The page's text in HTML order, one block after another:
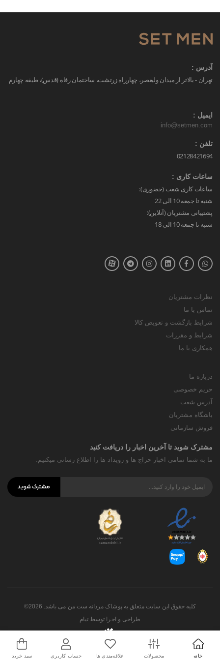
آدرس :
تهران - بالاتر از میدان ولیعصر، چهارراه زرتشت، ساختمان رفاه (قدس)، طبقه چهارم
ایمیل :
info@setmen.com
تلفن :
02128421694
ساعات کاری :
ساعات کاری شعب (حضوری):
شنبه تا جمعه 10 الی 22
پشتیبانی مشتریان (آنلاین):
شنبه تا جمعه 10 الی 18
نظرات مشتریان
تماس با ما
شرایط بازگشت و تعویض کالا
شرایط و مقررات
همکاری با ما
درباره ما
حریم خصوصی
آدرس شعب
باشگاه مشتریان
فروش سازمانی
مشترک شوید تا آخرین اخبار را دریافت کنید
ما به شما تمامی اخبار حراج ها و رویداد ها را اطلاع رسانی میکنیم.
مشترک شوید
کلیه حقوق این سایت متعلق به پوشاک مردانه ست من می باشد. 2026©
طراحی و اجرا توسط تیام
خانه محصولات علاقه‌مندی ها حساب کاربری سبد خرید